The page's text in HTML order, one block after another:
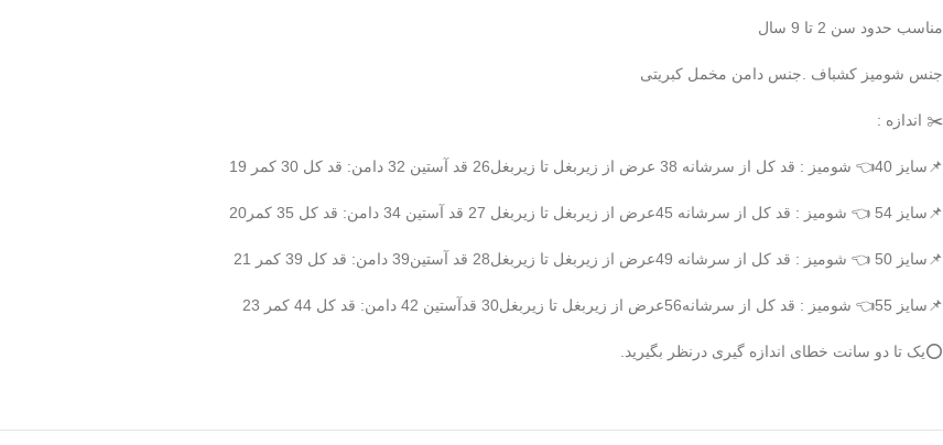
مناسب حدود سن 2 تا 9 سال
جنس شومیز کشباف .جنس دامن مخمل کبریتی
✂️ اندازه :
📌سایز 40👈 شومیز : قد کل از سرشانه 38 عرض از زیربغل تا زیربغل26 قد آستین 32 دامن: قد کل 30 کمر 19
📌سایز 54 👈 شومیز : قد کل از سرشانه 45عرض از زیربغل تا زیربغل 27 قد آستین 34 دامن: قد کل 35 کمر20
📌سایز 50 👈 شومیز : قد کل از سرشانه 49عرض از زیربغل تا زیربغل28 قد آستین39 دامن: قد کل 39 کمر 21
📌سایز 55👈 شومیز : قد کل از سرشانه56عرض از زیربغل تا زیربغل30 قدآستین 42 دامن: قد کل 44 کمر 23
⭕یک تا دو سانت خطای اندازه گیری درنظر بگیرید.